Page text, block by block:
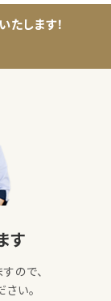
いたします！
す
ので、
い。